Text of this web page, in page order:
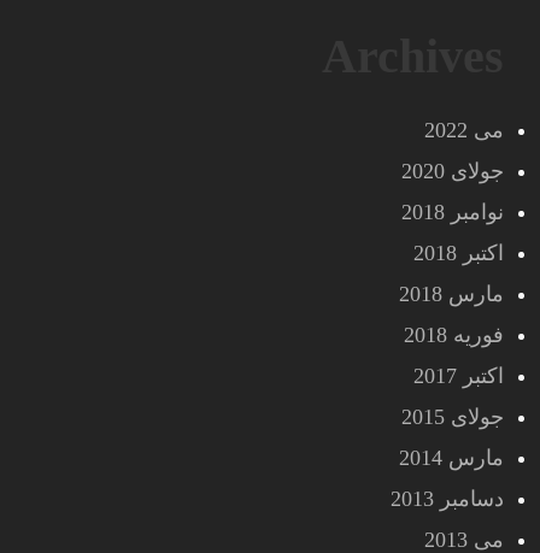
می 2022
جولای 2020
نوامبر 2018
اکتبر 2018
مارس 2018
فوریه 2018
اکتبر 2017
جولای 2015
مارس 2014
دسامبر 2013
می 2013